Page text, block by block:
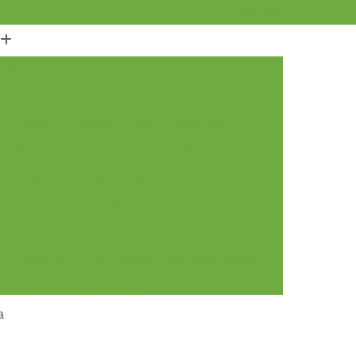
Escritórios Campinas